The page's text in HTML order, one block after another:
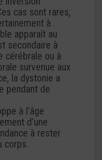
cas sont rares,
à
apparaît au
secondaire à
cérébrale ou à
survenue aux
la dystonie a
pendant de
à l’âge
d’une
à rester
corps.